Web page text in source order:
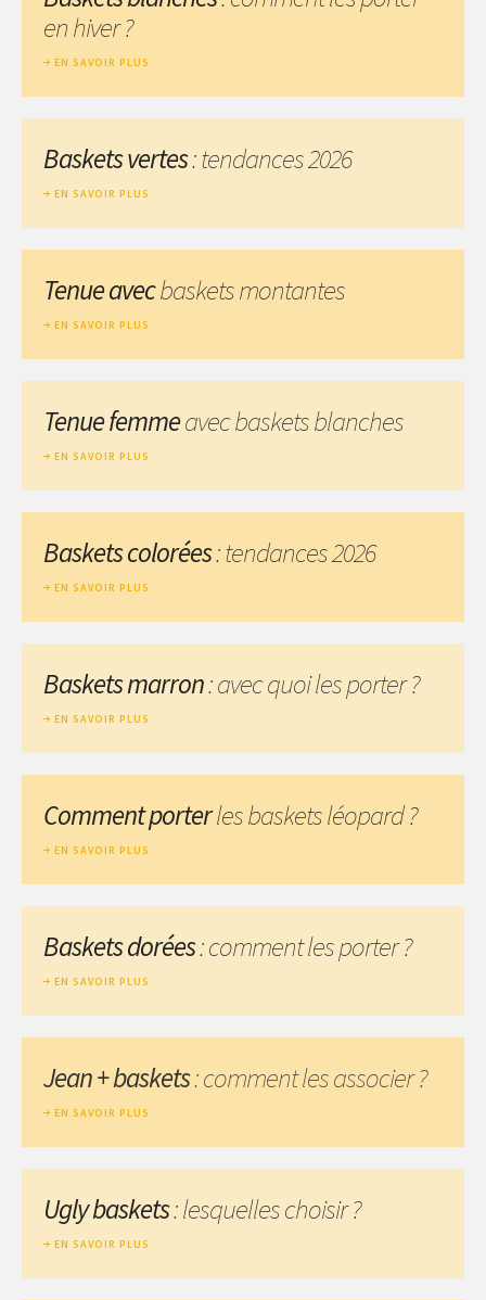
en hiver ?
EN SAVOIR PLUS
Baskets vertes: tendances 2026
EN SAVOIR PLUS
Tenue avecbaskets montantes
EN SAVOIR PLUS
Tenue femmeavec baskets blanches
EN SAVOIR PLUS
Baskets colorées: tendances 2026
EN SAVOIR PLUS
Baskets marron: avec quoi les porter ?
EN SAVOIR PLUS
Comment porterles baskets léopard ?
EN SAVOIR PLUS
Baskets dorées: comment les porter ?
EN SAVOIR PLUS
Jean + baskets: comment les associer ?
EN SAVOIR PLUS
Ugly baskets: lesquelles choisir ?
EN SAVOIR PLUS